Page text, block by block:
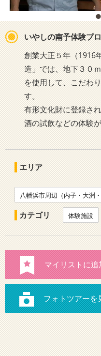
いやしの南予体験プ
創業大正５年（1916
造」では、地下３０
を使用して、こだわ
す。
有形文化財に登録さ
酒の試飲などの体験
エリア
八幡浜市周辺（内子・大洲
カテゴリ 体験施設